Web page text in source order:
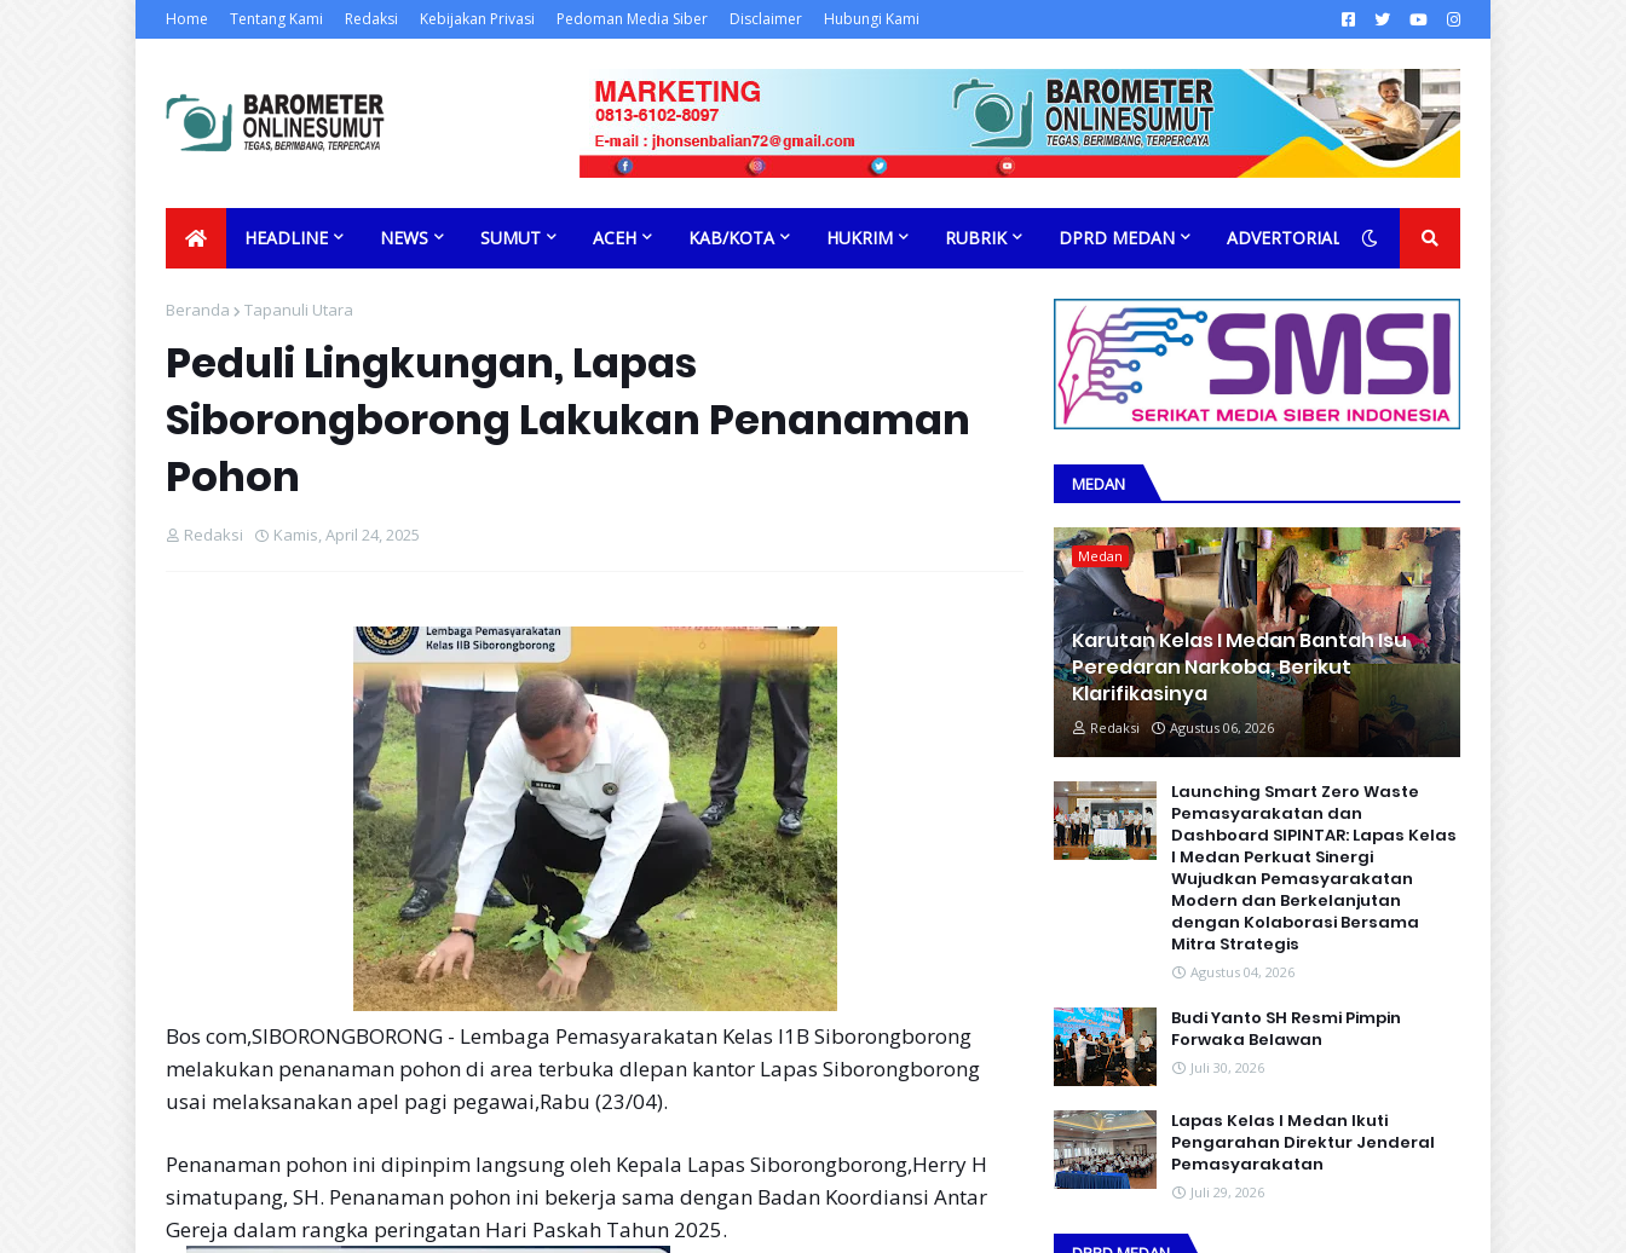
Home Tentang Kami Redaksi Kebijakan Privasi Pedoman Media Siber Disclaimer Hubungi Kami
HEADLINE NEWS SUMUT ACEH KAB/KOTA HUKRIM RUBRIK DPRD MEDAN ADVERTORIAL
Beranda Tapanuli Utara
Peduli Lingkungan, Lapas
Siborongborong Lakukan Penanaman
Pohon
Redaksi Kamis, April 24, 2025
Bos com,SIBORONGBORONG - Lembaga Pemasyarakatan Kelas I1B Siborongborong
melakukan penanaman pohon di area terbuka dlepan kantor Lapas Siborongborong
usai melaksanakan apel pagi pegawai,Rabu (23/04).
Penanaman pohon ini dipinpim langsung oleh Kepala Lapas Siborongborong,Herry H
simatupang, SH. Penanaman pohon ini bekerja sama dengan Badan Koordiansi Antar
Gereja dalam rangka peringatan Hari Paskah Tahun 2025.
MEDAN
Medan
Karutan Kelas I Medan Bantah Isu
Peredaran Narkoba, Berikut
Klarifikasinya
Redaksi Agustus 06, 2026
Launching Smart Zero Waste
Pemasyarakatan dan
Dashboard SIPINTAR: Lapas Kelas
I Medan Perkuat Sinergi
Wujudkan Pemasyarakatan
Modern dan Berkelanjutan
dengan Kolaborasi Bersama
Mitra Strategis
Agustus 04, 2026
Budi Yanto SH Resmi Pimpin
Forwaka Belawan
Juli 30, 2026
Lapas Kelas I Medan Ikuti
Pengarahan Direktur Jenderal
Pemasyarakatan
Juli 29, 2026